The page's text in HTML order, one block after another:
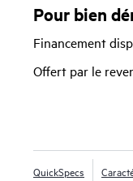
renforcent la
de localisation très
déploiement
fournit une
issues de l’IA et
Pour bien
Financement
Offert par le
QuickSpecs